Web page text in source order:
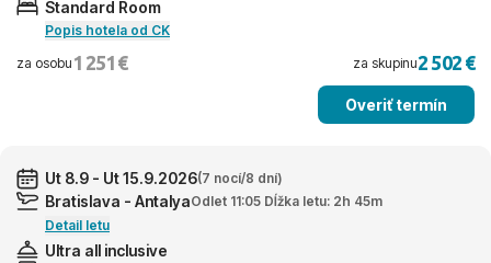
Standard Room
Popis hotela od CK
za osobu 1 251 € za skupinu2 502 €
Overiť termín
Ut 8.9 - Ut 15.9.2026(7 nocí/8 dní)
Bratislava - AntalyaOdlet 11:05 Dĺžka letu: 2h 45m
Detail letu
Ultra all inclusive